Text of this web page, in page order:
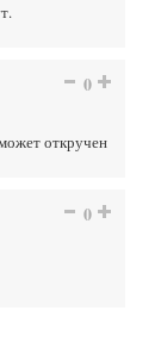
0
откручен
0